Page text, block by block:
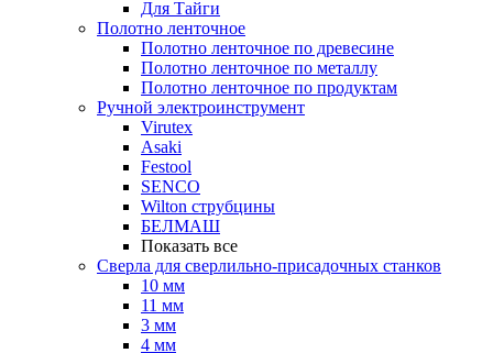
Для Тайги
Полотно ленточное
Полотно ленточное по древесине
Полотно ленточное по металлу
Полотно ленточное по продуктам
Ручной электроинструмент
Virutex
Asaki
Festool
SENCO
Wilton струбцины
БЕЛМАШ
Показать все
Сверла для сверлильно-присадочных станков
10 мм
11 мм
3 мм
4 мм